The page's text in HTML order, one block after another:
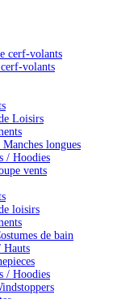
cerf-volants
volants
Loisirs
longues
/ Hoodies
vents
loisirs
de bain
Hauts
/ Hoodies